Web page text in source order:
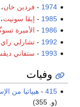
1974
- فردين خان
1985
- إيڤا سونيت
1986
- الأميرة
1992
-تشارلي راي
1993
- ستفاني
وفيات
415
-هيپاتيا من
(و. 355)